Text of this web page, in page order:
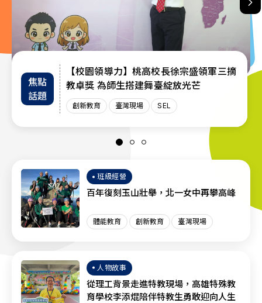
焦點
話題
【校園領導力】桃高校長徐宗盛領軍三摘
教卓獎 為師生搭建舞臺綻放光芒
創新教育 臺灣現場 SEL
教師
增能
教育部首辦「大專院校通識教育教師交流
工作坊」 共創AI與永續未來課堂
創新教育 臺灣現場 AI教育
趨勢
政策
退而不休，無私奉獻─教育部公布115年
教育奉獻獎獲獎名單
教師 教育奉獻獎 臺灣現場
班級經營
百年復刻玉山壯舉，北一女中再攀高峰
體能教育 創新教育 臺灣現場
人物故事
從理工背景走進特教現場，高雄特殊教
育學校李添焜陪伴特教生勇敢迎向人生